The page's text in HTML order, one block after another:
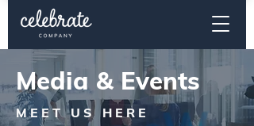
Media & Events
MEET US HERE